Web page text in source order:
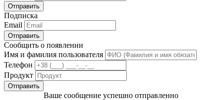
Отправить
Подписка
Email
Отправить
Сообщить о появлении
Имя и фамилия пользователя
Телефон
Продукт
Отправить
Ваше сообщение успешно отправленно